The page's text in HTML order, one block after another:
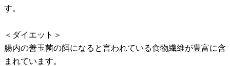
す。
＜ダイエット＞
腸内の善玉菌の餌になると言われている食物繊維が豊富に含
まれています。